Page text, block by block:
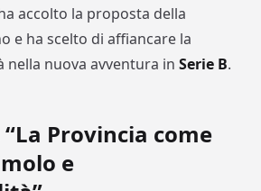
accolto la proposta della
e ha scelto di affiancare la
nella nuova avventura in Serie B.
“La Provincia come
e